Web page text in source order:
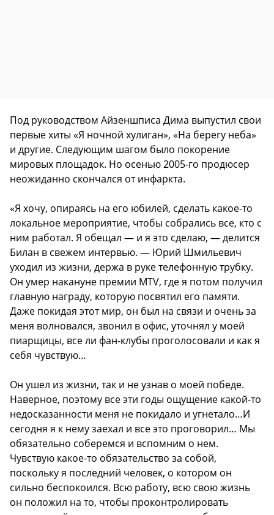
Под руководством Айзеншписа Дима выпустил свои
первые хиты «Я ночной хулиган», «На берегу неба»
и другие. Следующим шагом было покорение
мировых площадок. Но осенью 2005-го продюсер
неожиданно скончался от инфаркта.
«Я хочу, опираясь на его юбилей, сделать какое-то
локальное мероприятие, чтобы собрались все, кто с
ним работал. Я обещал — и я это сделаю, — делится
Билан в свежем интервью. — Юрий Шмильевич
уходил из жизни, держа в руке телефонную трубку.
Он умер накануне премии MTV, где я потом получил
главную награду, которую посвятил его памяти.
Даже покидая этот мир, он был на связи и очень за
меня волновался, звонил в офис, уточнял у моей
пиарщицы, все ли фан-клубы проголосовали и как я
себя чувствую…
Он ушел из жизни, так и не узнав о моей победе.
Наверное, поэтому все эти годы ощущение какой-то
недосказанности меня не покидало и угнетало…И
сегодня я к нему заехал и все это проговорил… Мы
обязательно соберемся и вспомним о нем.
Чувствую какое-то обязательство за собой,
поскольку я последний человек, о котором он
сильно беспокоился. Всю работу, всю свою жизнь
он положил на то, чтобы проконтролировать